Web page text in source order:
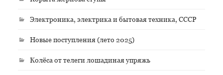
Электроника, электрика и бытовая техника, СССР
Новые поступления (лето 2025)
Колёса от телеги лошадиная упряжь